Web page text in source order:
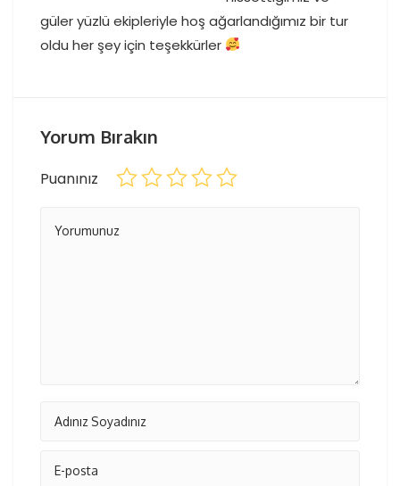
güler yüzlü ekipleriyle hoş ağarlandığımız bir tur
oldu her şey için teşekkürler
Yorum Bırakın
Puanınız